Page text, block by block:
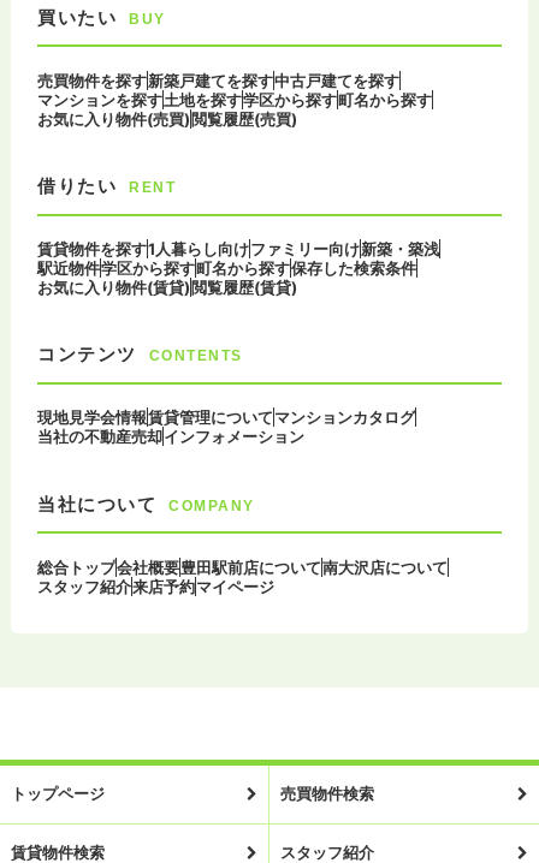
買いたい BUY
売買物件を探す新築戸建てを探す中古戸建てを探す
マンションを探す土地を探す学区から探す町名から探す
お気に入り物件(売買)閲覧履歴(売買)
借りたい RENT
賃貸物件を探す1人暮らし向けファミリー向け新築・築浅
駅近物件学区から探す町名から探す保存した検索条件
お気に入り物件(賃貸)閲覧履歴(賃貸)
コンテンツ CONTENTS
現地見学会情報賃貸管理についてマンションカタログ
当社の不動産売却インフォメーション
当社について COMPANY
総合トップ会社概要豊田駅前店について南大沢店について
スタッフ紹介来店予約マイページ
トップページ 売買物件検索
賃貸物件検索 スタッフ紹介